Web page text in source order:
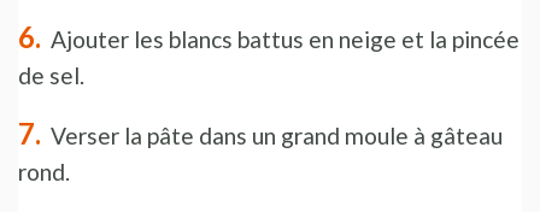
Ajouter les blancs battus en neige et la pincée
de sel.
Verser la pâte dans un grand moule à gâteau
rond.